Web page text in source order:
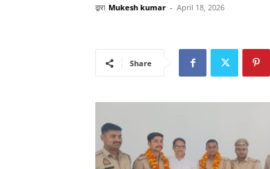
द्वारा Mukesh kumar - April 18, 2026
Share